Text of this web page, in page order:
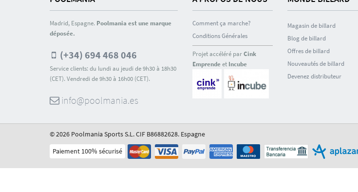
Madrid, Espagne. Poolmania est une marque
déposée.
(+34) 694 468 046
Service clients: du lundi au jeudi de 9h30 à 18h30
(CET). Vendredi de 9h30 à 16h00 (CET).
info@poolmania.es
Comment ça marche?
Conditions Générales
Projet accéléré parCink
Emprendeet Incube
Magasin de billard
Blog de billard
Offres de billard
Nouveautés de billard
Devenez distributeur
© 2026 Poolmania Sports S.L. CIF B86882628. Espagne
Paiement 100% sécurisé